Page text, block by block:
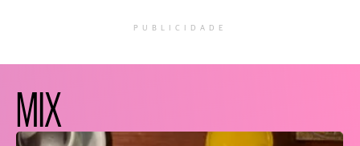
PUBLICIDADE
MIX